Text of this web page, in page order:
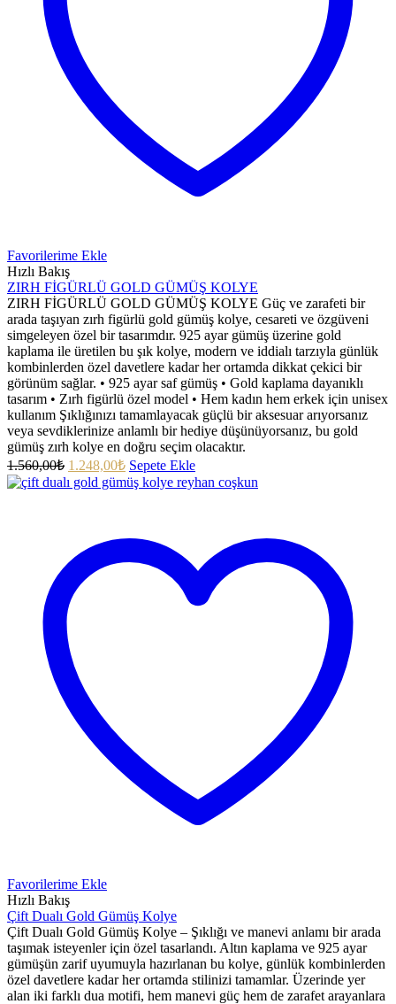
Favorilerime Ekle
Hızlı Bakış
ZIRH FİGÜRLÜ GOLD GÜMÜŞ KOLYE
ZIRH FİGÜRLÜ GOLD GÜMÜŞ KOLYE Güç ve zarafeti bir
arada taşıyan zırh figürlü gold gümüş kolye, cesareti ve özgüveni
simgeleyen özel bir tasarımdır. 925 ayar gümüş üzerine gold
kaplama ile üretilen bu şık kolye, modern ve iddialı tarzıyla günlük
kombinlerden özel davetlere kadar her ortamda dikkat çekici bir
görünüm sağlar. • 925 ayar saf gümüş • Gold kaplama dayanıklı
tasarım • Zırh figürlü özel model • Hem kadın hem erkek için unisex
kullanım Şıklığınızı tamamlayacak güçlü bir aksesuar arıyorsanız
veya sevdiklerinize anlamlı bir hediye düşünüyorsanız, bu gold
gümüş zırh kolye en doğru seçim olacaktır.
1.560,00₺ 1.248,00₺ Sepete Ekle
Favorilerime Ekle
Hızlı Bakış
Çift Dualı Gold Gümüş Kolye
Çift Dualı Gold Gümüş Kolye – Şıklığı ve manevi anlamı bir arada
taşımak isteyenler için özel tasarlandı. Altın kaplama ve 925 ayar
gümüşün zarif uyumuyla hazırlanan bu kolye, günlük kombinlerden
özel davetlere kadar her ortamda stilinizi tamamlar. Üzerinde yer
alan iki farklı dua motifi, hem manevi güç hem de zarafet arayanlara